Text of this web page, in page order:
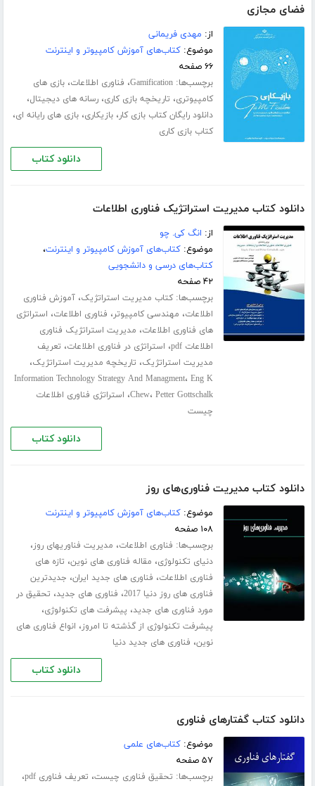
فضای مجازی
از: مهدی فریمانی
موضوع:کتاب‌های آموزش کامپیوتر و اینترنت
۶۶ صفحه
برچسب‌ها:Gamification، فناوری اطلاعات،بازی های
کامپیوتری، تاریخچه بازی کاری،رسانه های دیجیتال،
دانلود رایگان کتاب بازی کار،بازیکاری،بازی های رایانه ای،
کتاب بازی کاری
دانلود کتاب
دانلود کتاب مدیریت استراتژیک فناوری اطلاعات
از: انگ کی. چو
موضوع:کتاب‌های آموزش کامپیوتر و اینترنت،
کتاب‌های درسی و دانشجویی
۴۲ صفحه
برچسب‌ها:کتاب مدیریت استراتژیک،آموزش فناوری
اطلاعات، مهندسی کامپیوتر، فناوری اطلاعات، استراتژی
های فناوری اطلاعات، مدیریت استراتژیک فناوری
اطلاعات pdf
، استراتژی در فناوری اطلاعات، تعریف
مدیریت استراتژیک، تاریخچه مدیریت استراتژیک،
Information Technology Strategy And Managment، Eng K
Chew، Petter Gottschalk ، استراتژی فناوری اطلاعات
چیست
دانلود کتاب
دانلود کتاب مدیریت فناوری‌های روز
موضوع:کتاب‌های آموزش کامپیوتر و اینترنت
۱۰۸ صفحه
برچسب‌ها: فناوری اطلاعات، مدیریت فناوریهای روز،
دنیای تکنولوژی، مقاله فناوری های نوین، تازه های
فناوری اطلاعات، فناوری های جدید ایران، جدیدترین
فناوری های روز دنیا 2017
، فناوری های جدید، تحقیق در
مورد فناوری های جدید، پیشرفت های تکنولوژی،
پیشرفت تکنولوژی از گذشته تا امروز، انواع فناوری های
نوین، فناوری های جدید دنیا
دانلود کتاب
دانلود کتاب گفتارهای فناوری
موضوع:کتاب‌های علمی
۵۷ صفحه
برچسب‌ها: تحقیق فناوری چیست، تعریف فناوری pdf ،